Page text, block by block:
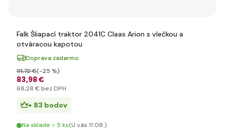
Falk Šliapací traktor 2041C Claas Arion s vlečkou a
otváracou kapotou
Doprava zadarmo
83,98 €
111,72 €(-25 %)
68,28 € bez DPH
+ 83 bodov
Na sklade > 5 ks(U vás 11.08.)